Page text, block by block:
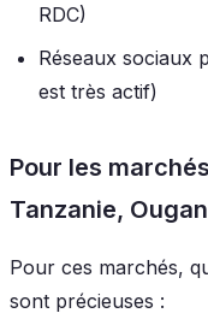
RDC)
Réseaux sociaux
est très actif)
Pour les
Tanzanie,
Pour ces marchés,
sont précieuses :